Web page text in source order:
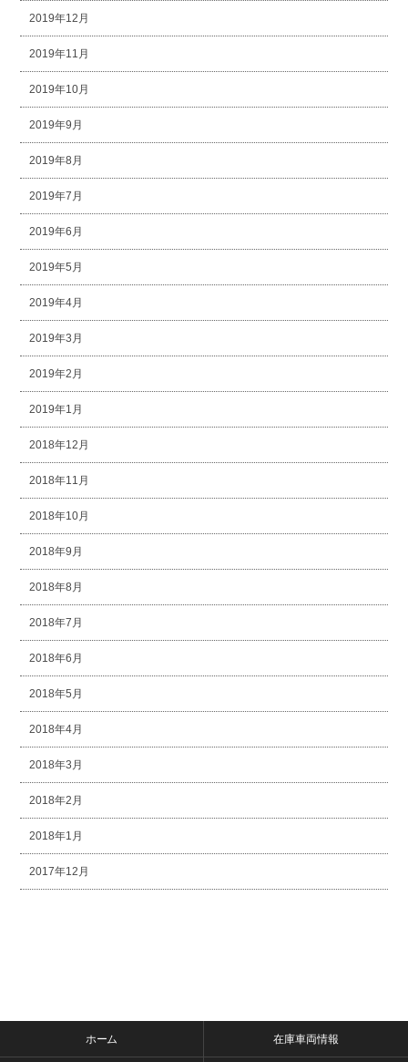
2019年12月
2019年11月
2019年10月
2019年9月
2019年8月
2019年7月
2019年6月
2019年5月
2019年4月
2019年3月
2019年2月
2019年1月
2018年12月
2018年11月
2018年10月
2018年9月
2018年8月
2018年7月
2018年6月
2018年5月
2018年4月
2018年3月
2018年2月
2018年1月
2017年12月
ホーム 在庫車両情報